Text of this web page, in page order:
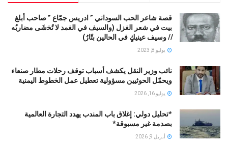
قصة شاعر الحب السوداني ” ادريس جمّاع ” صاحب أبلغ
بيت في شعر الغزل (وﺍﻟﺴﻴﻒ ﻓﻲ الغمد ﻻ ﺗُﺨشَى مضاربُه
// ﻭﺳﻴﻒ ﻋﻴﻨﻴﻚٍ ﻓﻲ ﺍﻟﺤﺎﻟﻴﻦ ﺑﺘّﺎﺭُ)
يوليو 8, 2023
نائب وزير النقل يكشف أسباب توقف رحلات مطار صنعاء
ويحمّل الحوثيين مسؤولية تعطيل عمل الخطوط اليمنية
يوليو 16, 2026
*تحليل دولي: إغلاق باب المندب يهدد التجارة العالمية
بصدمة غير مسبوقة*
أبريل 9, 2026